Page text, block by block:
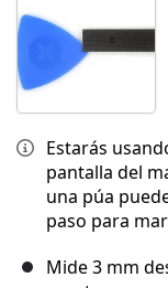
Estarás
pantalla del
una púa
paso para
Mide 3 mm